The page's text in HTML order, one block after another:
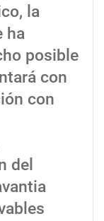
la
ha
posible
con
con
del